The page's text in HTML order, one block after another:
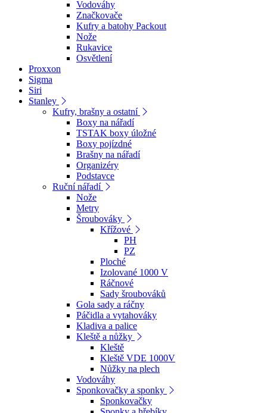
Vodováhy
Značkovače
Kufry a batohy Packout
Nože
Rukavice
Osvětlení
Proxxon
Sigma
Siri
Stanley
Kufry, brašny a ostatní
Boxy na nářadí
TSTAK boxy úložné
Boxy pojízdné
Brašny na nářadí
Organizéry
Podstavce
Ruční nářadí
Nože
Metry
Šroubováky
Křížové
PH
PZ
Ploché
Izolované 1000 V
Ráčnové
Sady šroubováků
Gola sady a ráčny
Páčidla a vytahováky
Kladiva a palice
Kleště a nůžky
Kleště
Kleště VDE 1000V
Nůžky na plech
Vodováhy
Sponkovačky a sponky
Sponkovačky